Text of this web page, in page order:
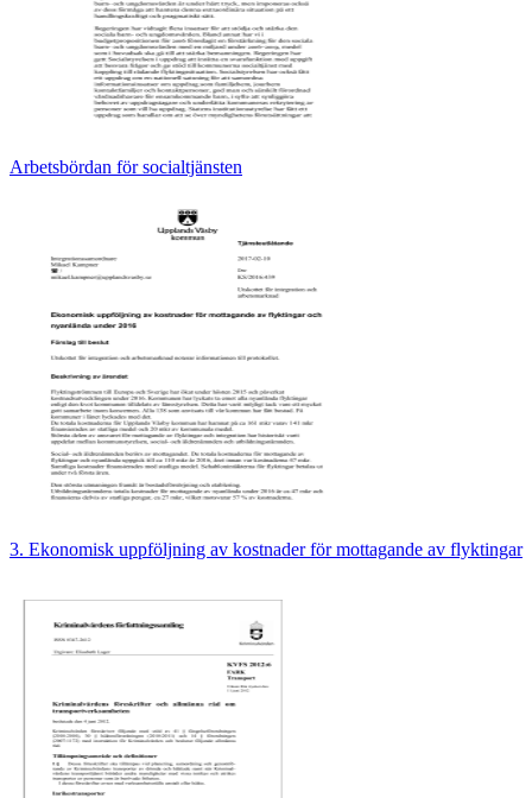
Arbetsbördan för socialtjänsten
3. Ekonomisk uppföljning av kostnader för mottagande av flyktingar